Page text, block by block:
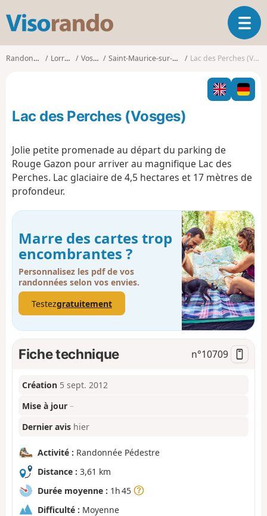
s
o
o
O
u
v
i
r
l
g
i
o
n
Randonnées Lorraine Vosges Saint-Maurice-sur-Moselle Lac des Perches (Vosges)
Lac des Perches (Vosges)
Jolie petite promenade au départ du parking de
Rouge Gazon pour arriver au magnifique Lac des
Perches. Lac glaciaire de 4,5 hectares et 17 mètres de
profondeur.
Marre des cartes trop
encombrantes ?
Personnalisez les pdf de vos
randonnées selon vos envies.
Testezgratuitement
Fiche technique n°10709
Création 5 sept. 2012
Mise à jour –
Dernier avis hier
Activité : Randonnée Pédestre
Distance : 3,61 km
Durée moyenne : 1h 45
Difficulté : Moyenne